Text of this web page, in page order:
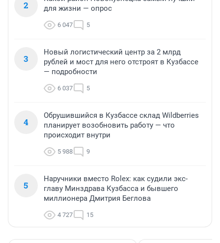
2
для жизни — опрос
6 047 5
3
Новый логистический центр за 2 млрд
рублей и мост для него отстроят в Кузбассе
— подробности
6 037 5
4
Обрушившийся в Кузбассе склад Wildberries
планирует возобновить работу — что
происходит внутри
5 988 9
5
Наручники вместо Rolex: как судили экс-
главу Минздрава Кузбасса и бывшего
миллионера Дмитрия Беглова
4 727 15